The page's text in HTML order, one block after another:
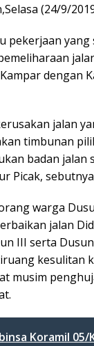
(24/9/
pekerjaan
dengan
jalan
timbunan
badan jalan
Picak,
warga
jalan
III serta
kesulitan
musim
Koramil